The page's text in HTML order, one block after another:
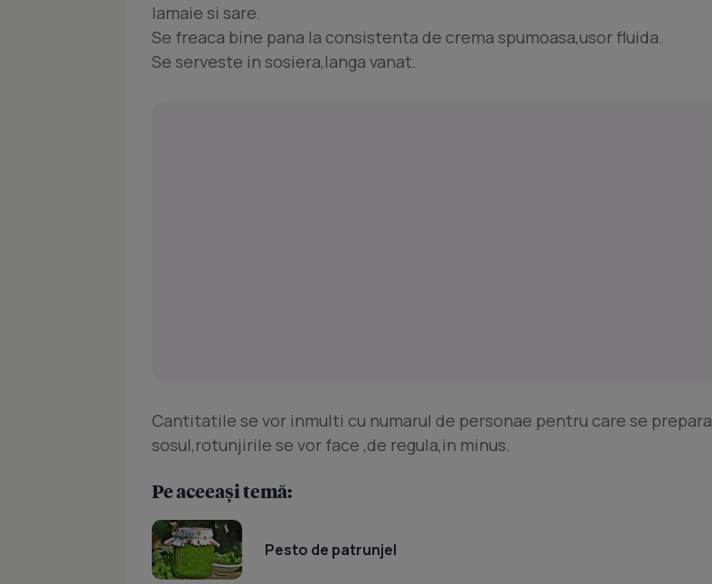
lamaie si sare.
Se freaca bine pana la consistenta de crema spumoasa,usor fluida.
Se serveste in sosiera,langa vanat.
Cantitatile se vor inmulti cu numarul de personae pentru care se prepara
sosul,rotunjirile se vor face ,de regula,in minus.
Pe aceeași temă:
Pesto de patrunjel